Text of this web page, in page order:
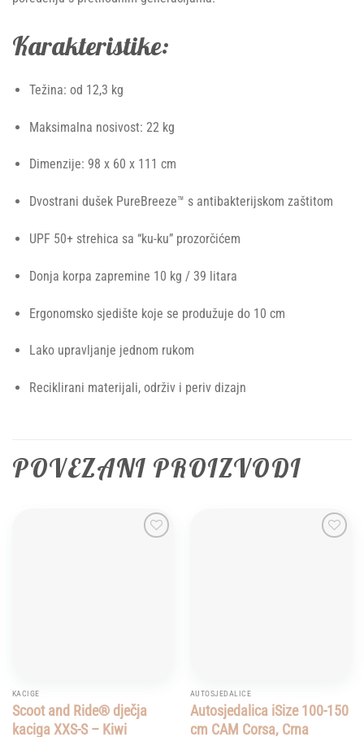
Karakteristike:
Težina: od 12,3 kg
Maksimalna nosivost: 22 kg
Dimenzije: 98 x 60 x 111 cm
Dvostrani dušek PureBreeze™ s antibakterijskom zaštitom
UPF 50+ strehica sa “ku-ku” prozorčićem
Donja korpa zapremine 10 kg / 39 litara
Ergonomsko sjedište koje se produžuje do 10 cm
Lako upravljanje jednom rukom
Reciklirani materijali, održiv i periv dizajn
POVEZANI PROIZVODI
KACIGE
Scoot and Ride® dječja
kaciga XXS-S – Kiwi
AUTOSJEDALICE
Autosjedalica iSize 100-150
cm CAM Corsa, Crna